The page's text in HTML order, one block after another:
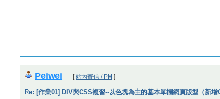
Peiwei [站內寄信 / PM ]
Re: [作業01] DIV與CSS複習--以色塊為主的基本單欄網頁版型（新增